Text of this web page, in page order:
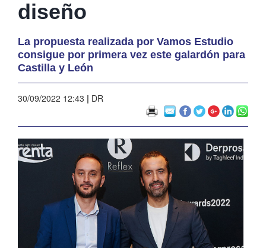
diseño
La propuesta realizada por Vamos Estudio
consigue por primera vez este galardón para
Castilla y León
30/09/2022 12:43 | DR